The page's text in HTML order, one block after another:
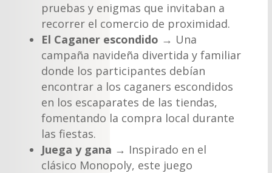
pruebas y enigmas que invitaban a
recorrer el comercio de proximidad.
El Caganer escondido → Una
campaña navideña divertida y familiar
donde los participantes debían
encontrar a los caganers escondidos
en los escaparates de las tiendas,
fomentando la compra local durante
las fiestas.
Juega y gana → Inspirado en el
clásico Monopoly, este juego